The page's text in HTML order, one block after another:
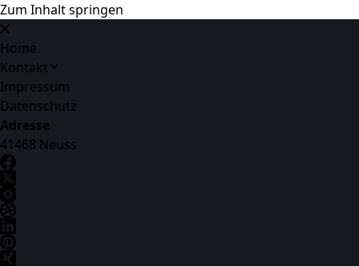
Zum Inhalt springen
Home
Kontakt
Impressum
Datenschutz
Adresse
41468 Neuss